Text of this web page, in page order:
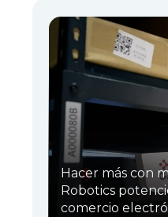
Hacer más con
Robotics
comercio